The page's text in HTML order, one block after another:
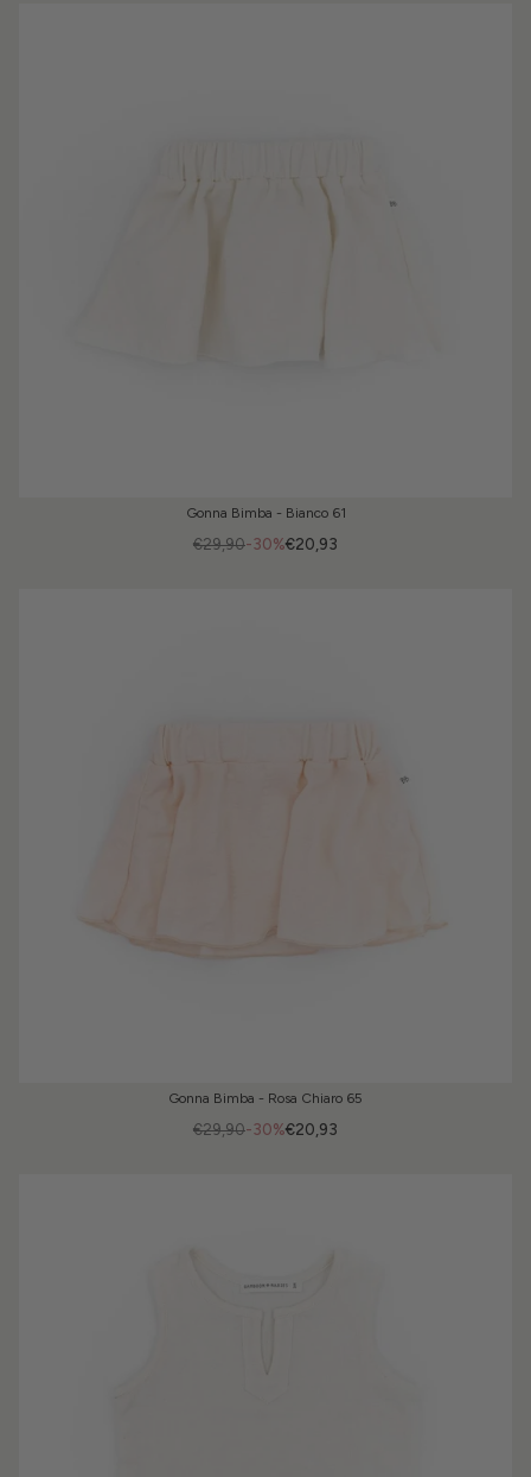
Gonna Bimba - Bianco 61
-30%
€29,90 €20,93
Gonna Bimba - Rosa Chiaro 65
-30%
€29,90 €20,93